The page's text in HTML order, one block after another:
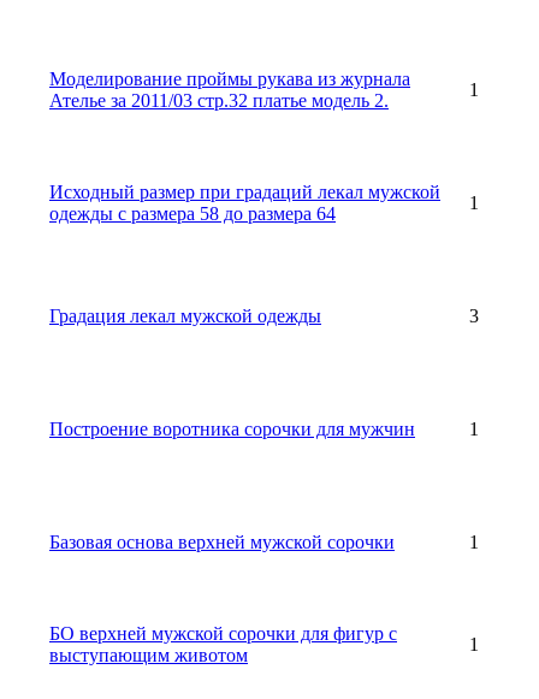
Моделирование проймы рукава из журнала
Ателье за 2011/03 стр.32 платье модель 2.
1
Исходный размер при градаций лекал мужской
одежды с размера 58 до размера 64
1
Градация лекал мужской одежды 3
Построение воротника сорочки для мужчин 1
Базовая основа верхней мужской сорочки 1
БО верхней мужской сорочки для фигур с
выступающим животом
1